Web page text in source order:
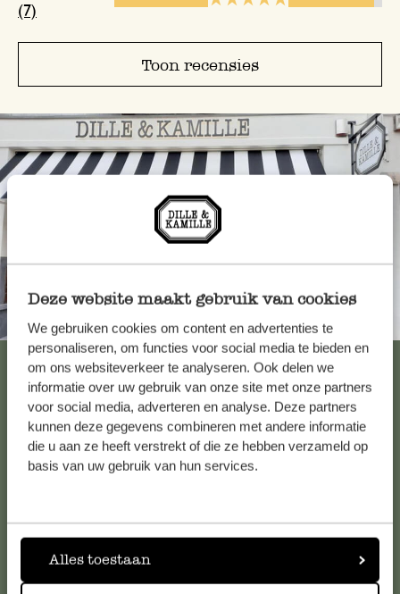
Deze website maakt gebruik van cookies
We gebruiken cookies om content en advertenties te
personaliseren, om functies voor social media te bieden en
om ons websiteverkeer te analyseren. Ook delen we
informatie over uw gebruik van onze site met onze partners
voor social media, adverteren en analyse. Deze partners
kunnen deze gegevens combineren met andere informatie
die u aan ze heeft verstrekt of die ze hebben verzameld op
basis van uw gebruik van hun services.
Alles toestaan
(7)
Toon recensies
Altijd in de buurt
Bekijk alle 62 winkels
Klantenservice
meestgestelde vragen.
klantenservice@dille-kamille.com
27 maart 2025
5 juli 2023
Enkel een score, geen toelichting
Enkel een score, geen toelichting
Prima prijs en kwaliteit.
12 januari 2025
Prima prijs en kwaliteit.